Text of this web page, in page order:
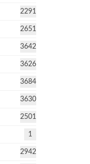
2291
2651
3642
3626
3684
3630
2501
1
2942